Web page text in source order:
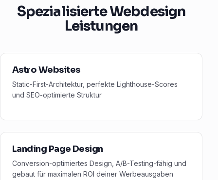
Spezialisierte Webdesign
Leistungen
Astro Websites
Static-First-Architektur, perfekte Lighthouse-Scores
und SEO-optimierte Struktur
Landing Page Design
Conversion-optimiertes Design, A/B-Testing-fähig und
gebaut für maximalen ROI deiner Werbeausgaben